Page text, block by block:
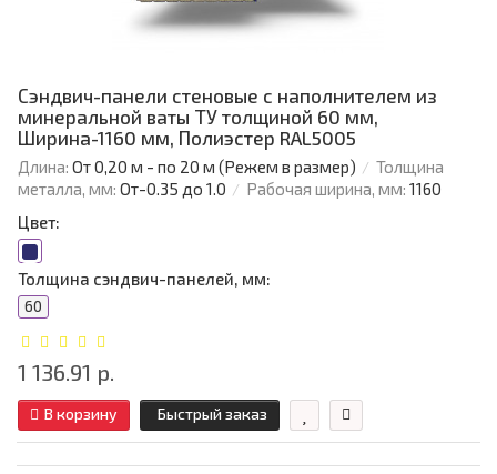
Сэндвич-панели стеновые с наполнителем из
минеральной ваты ТУ толщиной 60 мм,
Ширина-1160 мм, Полиэстер RAL5005
Длина: От 0,20 м - по 20 м (Режем в размер)
Толщина
металла, мм: От-0.35 до 1.0 Рабочая ширина, мм: 1160
Цвет:
Толщина сэндвич-панелей, мм:
60
1 136.91 р.
В корзину Быстрый заказ